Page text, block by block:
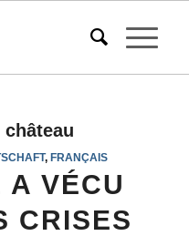
château
, FRANÇAIS
A VÉCU
CRISES